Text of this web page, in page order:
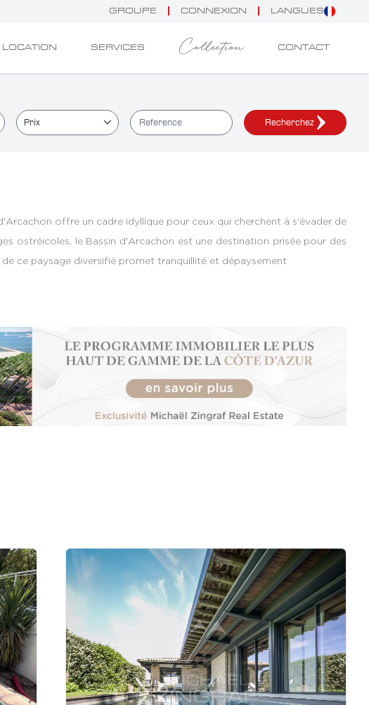
GROUPE CONNEXION LANGUES
LOCATION SERVICES Collection CONTACT
Prix Recherchez
offre un cadre idyllique pour ceux qui cherchent à s'évader de
ostréicoles, le Bassin d'Arcachon est une destination prisée pour des
de ce paysage diversifié promet tranquillité et dépaysement